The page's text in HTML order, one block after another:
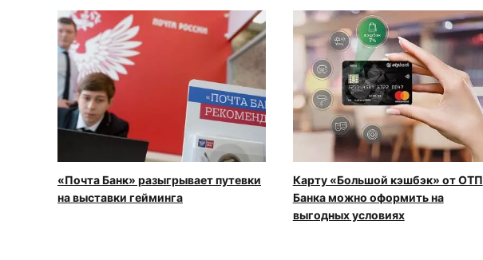
«Почта Банк» разыгрывает путевки
на выставки гейминга
Карту «Большой кэшбэк» от ОТП
Банка можно оформить на
выгодных условиях